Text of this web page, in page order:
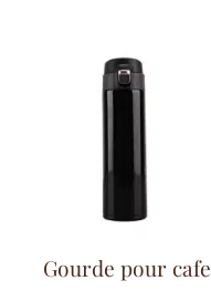
Gourde pour cafe